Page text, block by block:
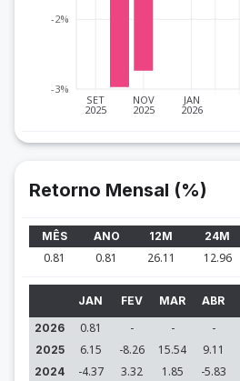
SET
2025
NOV
2025
JAN
2026
-3%
-2%
Retorno Mensal (%)
MÊS ANO 12M 24M
0.81 0.81 26.11 12.96
JAN FEV MAR ABR
2026
0.81 - - -
2025 6.15 -8.26 15.54 9.11
2024 -4.37 3.32 1.85 -5.83